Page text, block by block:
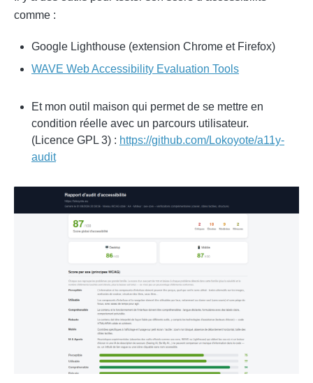
comme :
Google Lighthouse (extension Chrome et Firefox)
WAVE Web Accessibility Evaluation Tools
Et mon outil maison qui permet de se mettre en
condition réelle avec un parcours utilisateur.
(Licence GPL 3) : https://github.com/Lokoyote/a11y-
audit